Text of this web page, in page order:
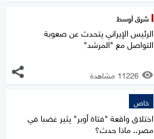
شرق أوسط
الرئيس الإيراني يتحدث عن صعوبة
التواصل مع "المرشد"
11226 مشاهدة
خاص
اختلاق واقعة "فتاة أوبر" يثير غضبا في
مصر.. ماذا حدث؟